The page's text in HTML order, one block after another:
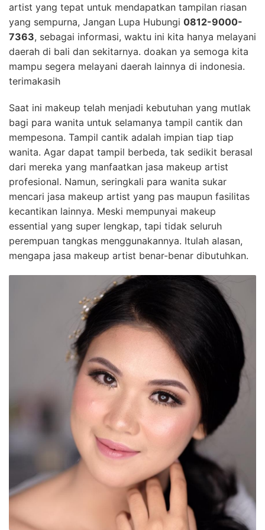
artist yang tepat untuk mendapatkan tampilan riasan
yang sempurna, Jangan Lupa Hubungi 0812-9000-
7363, sebagai informasi, waktu ini kita hanya melayani
daerah di bali dan sekitarnya. doakan ya semoga kita
mampu segera melayani daerah lainnya di indonesia.
terimakasih
Saat ini makeup telah menjadi kebutuhan yang mutlak
bagi para wanita untuk selamanya tampil cantik dan
mempesona. Tampil cantik adalah impian tiap tiap
wanita. Agar dapat tampil berbeda, tak sedikit berasal
dari mereka yang manfaatkan jasa makeup artist
profesional. Namun, seringkali para wanita sukar
mencari jasa makeup artist yang pas maupun fasilitas
kecantikan lainnya. Meski mempunyai makeup
essential yang super lengkap, tapi tidak seluruh
perempuan tangkas menggunakannya. Itulah alasan,
mengapa jasa makeup artist benar-benar dibutuhkan.